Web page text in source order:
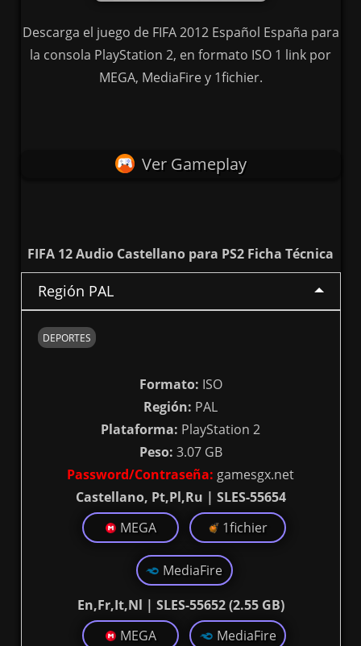
Descarga el juego de FIFA 2012 Español España para
la consola PlayStation 2, en formato ISO 1 link por
MEGA, MediaFire y 1fichier.
Ver Gameplay
FIFA 12 Audio Castellano para PS2 Ficha Técnica
Región PAL
DEPORTES
Formato: ISO
Región: PAL
Plataforma: PlayStation 2
Peso: 3.07 GB
Password/Contraseña: gamesgx.net
Castellano, Pt,Pl,Ru | SLES-55654
MEGA
1fichier
MediaFire
En,Fr,It,Nl | SLES-55652 (2.55 GB)
MEGA
MediaFire